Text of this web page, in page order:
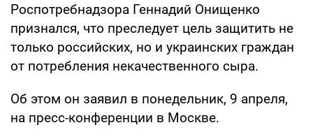
Роспотребнадзора Геннадий Онищенко
признался, что преследует цель защитить не
только российских, но и украинских граждан
от потребления некачественного сыра.
Об этом он заявил в понедельник, 9 апреля,
на пресс-конференции в Москве.